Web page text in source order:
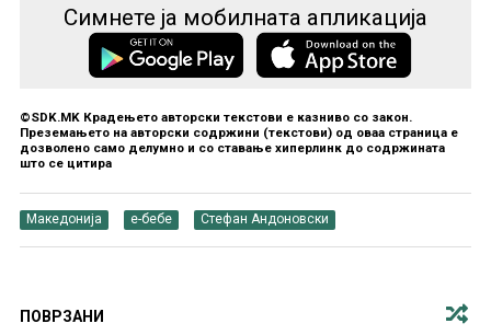
Симнете ја мобилната апликација
©SDK.MK Крадењето авторски текстови е казниво со закон.
Преземањето на авторски содржини (текстови) од оваа страница е
дозволено само делумно и со ставање хиперлинк до содржината
што се цитира
Македонија е-бебе Стефан Андоновски
ПОВРЗАНИ